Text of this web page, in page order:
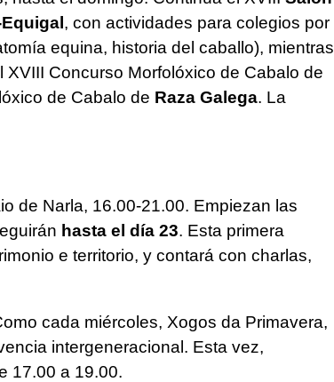
, con actividades para colegios por
equina, historia del caballo), mientras
Concurso Morfolóxico de Cabalo de
de Cabalo de Raza Galega. La
de Narla, 16.00-21.00. Empiezan las
hasta el día 23. Esta primera
e territorio, y contará con charlas,
cada miércoles, Xogos da Primavera,
intergeneracional. Esta vez,
17.00 a 19.00.